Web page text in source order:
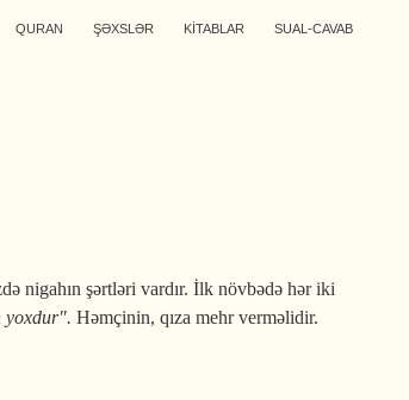
QURAN ŞƏXSLƏR KİTABLAR SUAL-CAVAB
nigahın şərtləri vardır. İlk növbədə hər iki
yoxdur". Həmçinin, qıza mehr verməlidir.